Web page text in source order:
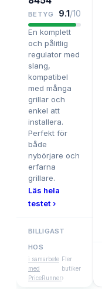
BETYG 9.1/10
En komplett
och pålitlig
regulator med
slang,
kompatibel
med många
grillar och
enkel att
installera.
Perfekt för
både
nybörjare och
erfarna
grillare.
Läs hela
testet ›
BILLIGAST
HOS
i samarbete
med
PriceRunner
Fler
butiker
›